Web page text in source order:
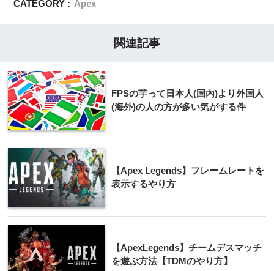
CATEGORY : Apex
関連記事
FPSの芋って日本人(国内)より外国人
(海外)の人の方が多い気がする件
【Apex Legends】フレームレートを
表示するやり方
【ApexLegends】チームデスマッチ
を遊ぶ方法【TDMのやり方】